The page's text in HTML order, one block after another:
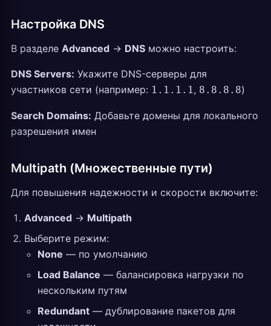
Настройка DNS
В разделе Advanced → DNS можно настроить:
DNS Servers: Укажите DNS-серверы для
участников сети (например: 1.1.1.1, 8.8.8.8)
Search Domains: Добавьте домены для локального
разрешения имен
Multipath (Множественные пути)
Для повышения надежности и скорости включите:
Advanced → Multipath
Выберите режим:
None — по умолчанию
Load Balance — балансировка нагрузки по
нескольким путям
Redundant — дублирование пакетов для